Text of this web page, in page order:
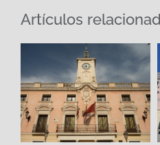
Artículos